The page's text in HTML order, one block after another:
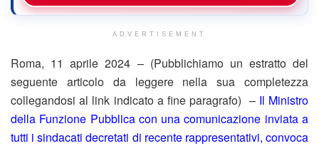
ADVERTISEMENT
Roma, 11 aprile 2024 – (Pubblichiamo un estratto del
seguente articolo da leggere nella sua completezza
collegandosi al link indicato a fine paragrafo) – Il Ministro
della Funzione Pubblica con una comunicazione inviata a
tutti i sindacati decretati di recente rappresentativi, convoca